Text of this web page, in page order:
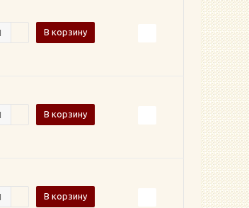
В корзину
В корзину
В корзину